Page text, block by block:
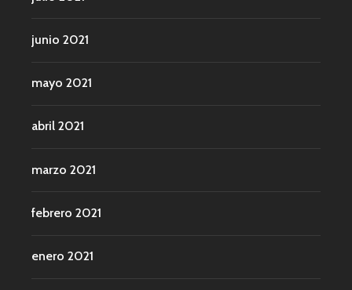
junio 2021
mayo 2021
abril 2021
marzo 2021
febrero 2021
enero 2021